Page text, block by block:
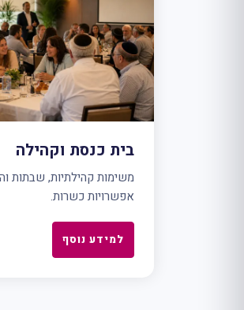
בית כנסת וקהילה
משימות קהילתיות, שבתות
אפשרויות כשרות.
למידע נוסף